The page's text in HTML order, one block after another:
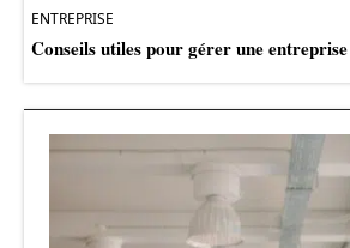
ENTREPRISE
Conseils utiles pour gérer une entreprise